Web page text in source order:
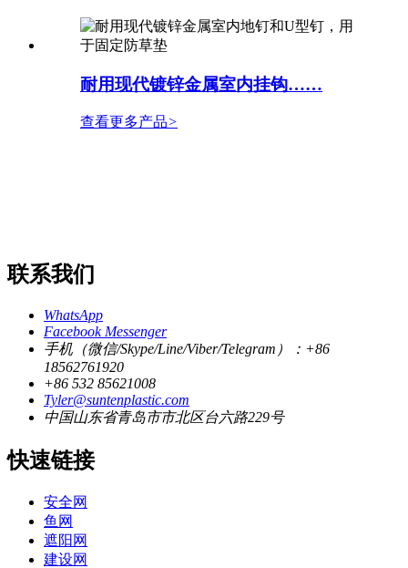
耐用现代镀锌金属室内挂钩……
查看更多产品>
联系我们
WhatsApp
Facebook Messenger
手机（微信/Skype/Line/Viber/Telegram）：+86
18562761920
+86 532 85621008
Tyler@suntenplastic.com
中国山东省青岛市市北区台六路229号
快速链接
安全网
鱼网
遮阳网
建设网